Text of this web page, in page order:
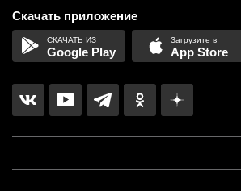
Скачать приложение
Google Play App Store